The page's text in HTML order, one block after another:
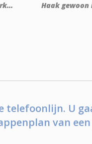
Haak gewoon
telefoonlijn. U
van